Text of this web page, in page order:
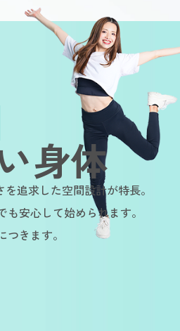
身体
追求した空間設計が特長。
安心して始められます。
きます。